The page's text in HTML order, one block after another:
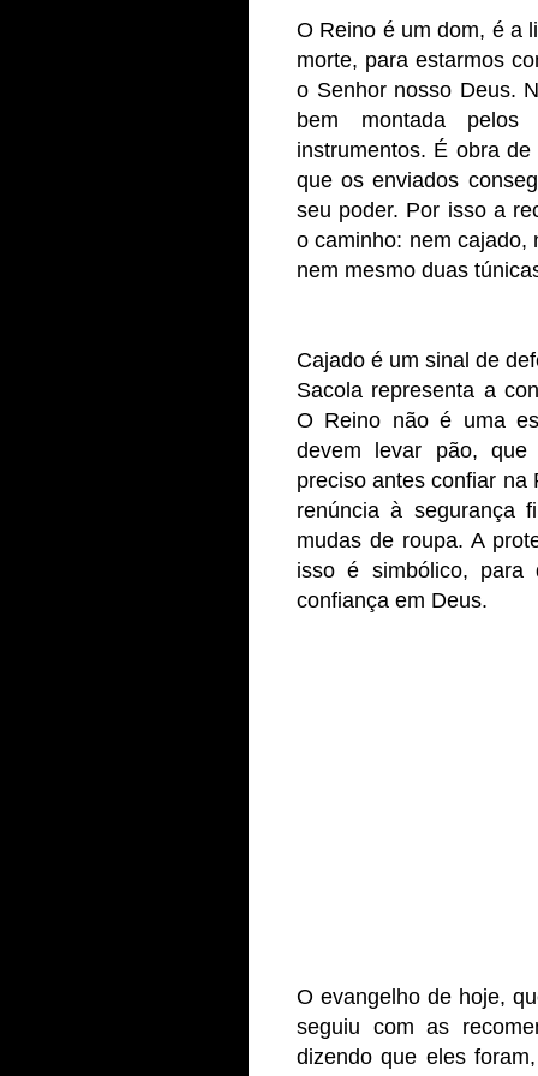
O Reino é um dom, é a
morte, para estarmos
o Senhor nosso Deus.
bem montada pelos
instrumentos. É obra
que os enviados
seu poder. Por isso a
o caminho: nem cajado,
nem mesmo duas
Cajado é um sinal de
Sacola representa a
O Reino não é uma
devem levar pão,
preciso antes confiar na
renúncia à segurança
mudas de roupa. A
isso é simbólico, para
confiança em Deus.
O evangelho de hoje,
seguiu com as
dizendo que eles